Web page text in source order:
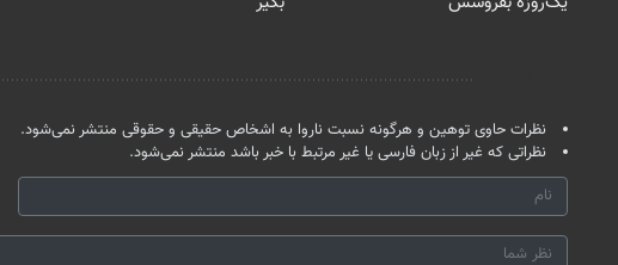
نظرات حاوی توهین و هرگونه نسبت ناروا به اشخاص حقیقی و حقوقی منتشر نمی‌شود.
نظراتی که غیر از زبان فارسی یا غیر مرتبط با خبر باشد منتشر نمی‌شود.